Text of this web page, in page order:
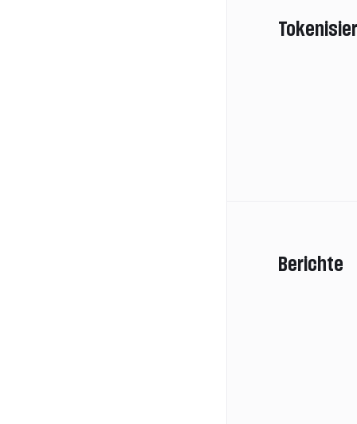
Berichte